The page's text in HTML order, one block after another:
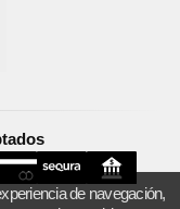
de navegación,